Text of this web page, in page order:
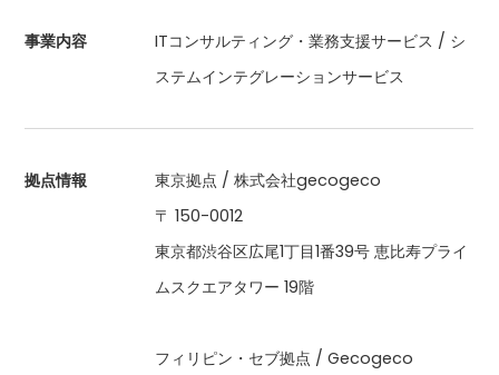
事業内容
ITコンサルティング・業務支援サービス / シ
ステムインテグレーションサービス
拠点情報
東京拠点 / 株式会社gecogeco
〒 150-0012
東京都渋谷区広尾1丁目1番39号 恵比寿プライ
ムスクエアタワー 19階
フィリピン・セブ拠点 / Gecogeco